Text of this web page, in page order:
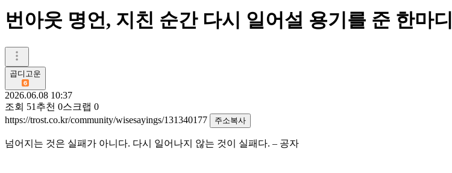
번아웃 명언, 지친 순간 다시 일어설 용기를 준 한마디
곱디고운
2026.06.08 10:37
조회 51 추천 0스크랩 0
https://trost.co.kr/community/wisesayings/131340177
주소복사
넘어지는 것은 실패가 아니다. 다시 일어나지 않는 것이 실패다. – 공자